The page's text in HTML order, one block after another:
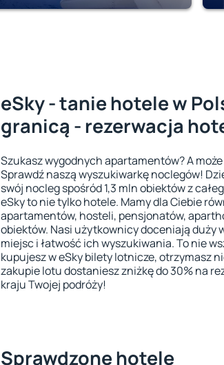
eSky - tanie hotele w
granicą - rezerwacja
Szukasz wygodnych apartamentów? A
Sprawdź naszą wyszukiwarkę noclegów!
swój nocleg spośród 1,3 mln obiektów z
eSky to nie tylko hotele. Mamy dla Ciebie
apartamentów, hosteli, pensjonatów,
obiektów. Nasi użytkownicy doceniają duży
miejsc i łatwość ich wyszukiwania. To nie
kupujesz w eSky bilety lotnicze, otrzymasz
zakupie lotu dostaniesz zniżkę do 30% na
kraju Twojej podróży!
Sprawdzone hotele